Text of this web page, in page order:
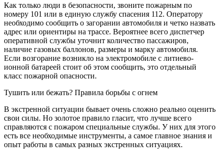
Как только люди в безопасности, звоните пожарным по
номеру 101 или в единую службу спасения 112. Оператору
необходимо сообщить о загорании автомобиля и четко назвать
адрес или ориентиры на трассе. Вероятнее всего диспетчер
оперативной службы уточнит количество пассажиров,
наличие газовых баллонов, размеры и марку автомобиля.
Если возгорание возникло на электромобиле с литиево-
ионной батареей стоит об этом сообщить, это отдельный
класс пожарной опасности.
Тушить или бежать? Правила борьбы с огнем
В экстренной ситуации бывает очень сложно реально оценить
свои силы. Но золотое правило гласит, что лучше всего
справляются с пожаром специальные службы. У них для этого
есть все необходимые инструменты, а самое главное знания и
опыт работы в самых разных экстренных ситуациях.